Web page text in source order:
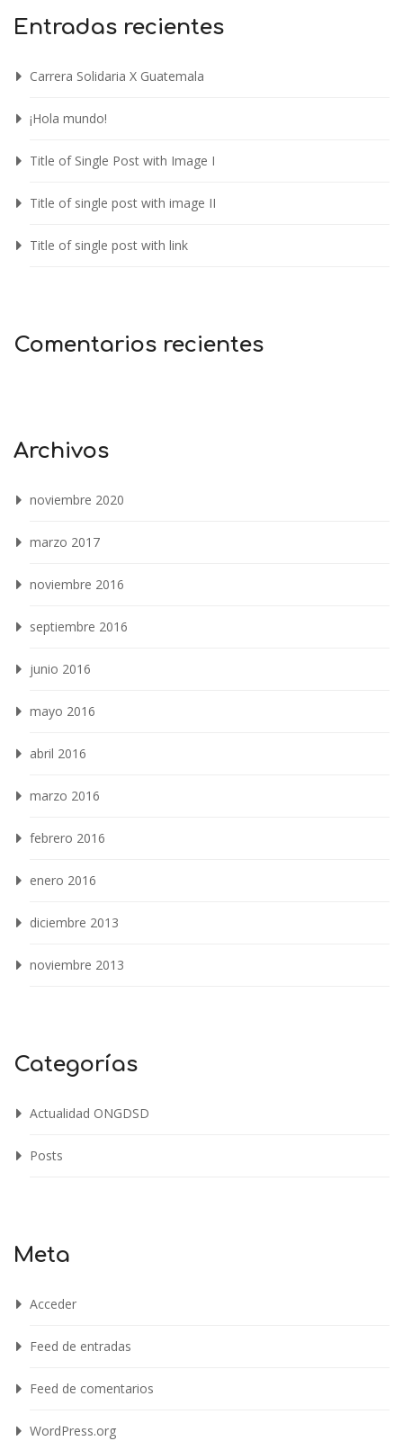
Entradas recientes
Carrera Solidaria X Guatemala
¡Hola mundo!
Title of Single Post with Image I
Title of single post with image II
Title of single post with link
Comentarios recientes
Archivos
noviembre 2020
marzo 2017
noviembre 2016
septiembre 2016
junio 2016
mayo 2016
abril 2016
marzo 2016
febrero 2016
enero 2016
diciembre 2013
noviembre 2013
Categorías
Actualidad ONGDSD
Posts
Meta
Acceder
Feed de entradas
Feed de comentarios
WordPress.org